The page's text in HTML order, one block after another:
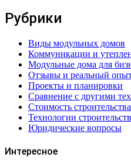
Рубрики
Виды модульных домов
Коммуникации и
Модульные дома для
Отзывы и реальный
Проекты и планировки
Сравнение с другими
Стоимость строительства
Технологии
Юридические вопросы
Интересное